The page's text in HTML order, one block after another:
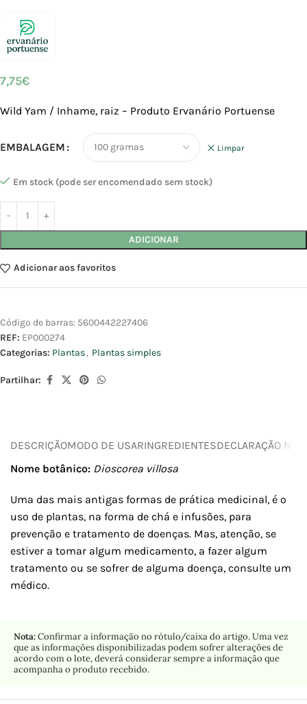
7,75€
Wild Yam / Inhame, raiz – Produto Ervanário Portuense
EMBALAGEM Limpar
Em stock (pode ser encomendado sem stock)
ADICIONAR
Adicionar aos favoritos
Código de barras: 5600442227406
REF: EP000274
Categorias: Plantas, Plantas simples
Partilhar:
DESCRIÇÃOMODO DE USARINGREDIENTESDECLARAÇÃO
Nome botânico: Dioscorea villosa
Uma das mais antigas formas de prática medicinal, é o
uso de plantas, na forma de chá e infusões, para
prevenção e tratamento de doenças. Mas, atenção, se
estiver a tomar algum medicamento, a fazer algum
tratamento ou se sofrer de alguma doença, consulte um
médico.
Nota:Confirmar a informação no rótulo/caixa do artigo. Uma vez
que as informações disponibilizadas podem sofrer alterações de
acordo com o lote, deverá considerar sempre a informação que
acompanha o produto recebido.